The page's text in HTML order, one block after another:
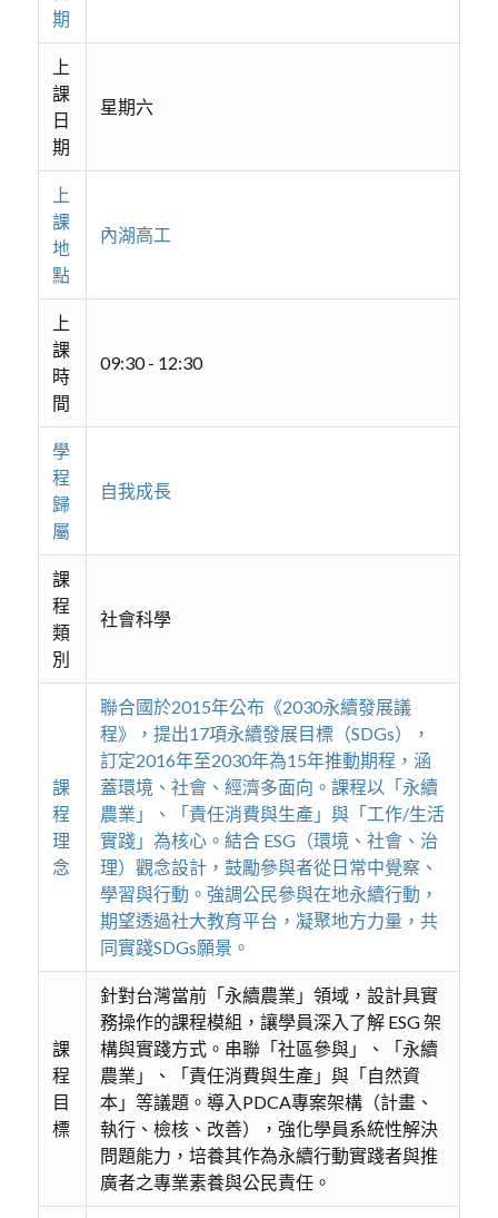
期
上
課
日
期
星期六
上
課
地
點
內湖高工
上
課
時
間
09:30 - 12:30
學
程
歸
屬
自我成長
課
程
類
別
社會科學
課
程
理
念
聯合國於2015年公布《2030永續發展議
程》，提出17項永續發展目標（SDGs），
訂定2016年至2030年為15年推動期程，涵
蓋環境、社會、經濟多面向。課程以「永續
農業」、「責任消費與生產」與「工作/生活
實踐」為核心。結合 ESG（環境、社會、治
理）觀念設計，鼓勵參與者從日常中覺察、
學習與行動。強調公民參與在地永續行動，
期望透過社大教育平台，凝聚地方力量，共
同實踐SDGs願景。
課
程
目
標
針對台灣當前「永續農業」領域，設計具實
務操作的課程模組，讓學員深入了解 ESG 架
構與實踐方式。串聯「社區參與」、「永續
農業」、「責任消費與生產」與「自然資
本」等議題。導入PDCA專案架構（計畫、
執行、檢核、改善），強化學員系統性解決
問題能力，培養其作為永續行動實踐者與推
廣者之專業素養與公民責任。